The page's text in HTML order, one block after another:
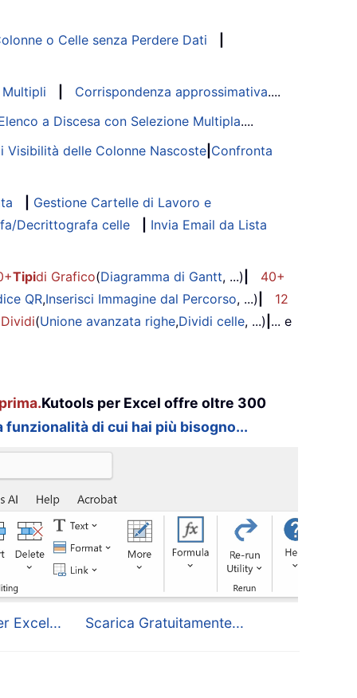
o Celle senza Perdere Dati
Corrispondenza approssimativa....
a Discesa con Selezione Multipla....
delle Colonne Nascoste Confronta
Gestione Cartelle di Lavoro e
Decrittografa celle
Invia Email da Lista
Tipidi Grafico(Diagramma di Gantt, ...)
40+
QR,Inserisci Immagine dal Percorso, ...)
12
(Unione avanzata righe,Dividi celle, ...) ... e
Kutools per Excel offre oltre 300
funzionalità di cui hai più bisogno...
Excel... Scarica Gratuitamente...